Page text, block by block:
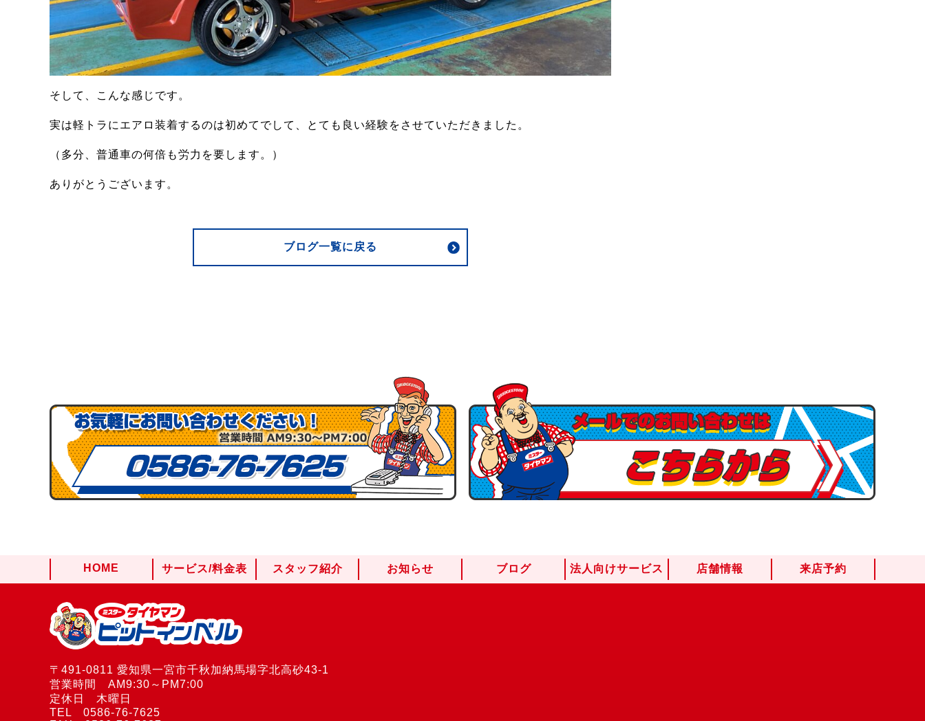
そして、こんな感じです。
実は軽トラにエアロ装着するのは初めてでして、とても良い経験をさせていただきました。
（多分、普通車の何倍も労力を要します。）
ありがとうございます。
ブログ一覧に戻る
HOME サービス/料金表 スタッフ紹介 お知らせ ブログ 法人向けサービス 店舗情報 来店予約
〒491-0811 愛知県一宮市千秋加納馬場字北高砂43-1
営業時間 AM9:30～PM7:00
定休日 木曜日
TEL 0586-76-7625